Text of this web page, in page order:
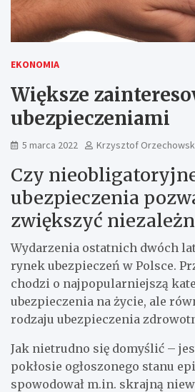
EKONOMIA
Większe
ubezpieczeniami
5 marca 2022 Krzysztof
Czy
ubezpieczenia
zwiększyć
Wydarzenia ostatnich dwóch
rynek ubezpieczeń w Polsce.
chodzi o najpopularniejszą
ubezpieczenia na życie, ale
rodzaju ubezpieczenia
Jak nietrudno się domyślić –
pokłosie ogłoszonego stanu
spowodował m.in. skrajną